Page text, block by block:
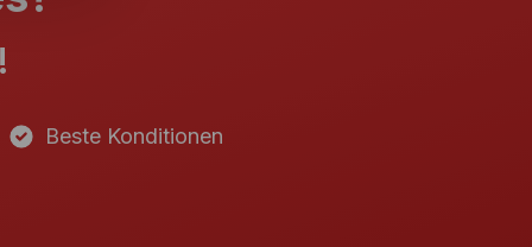
Beste Konditionen